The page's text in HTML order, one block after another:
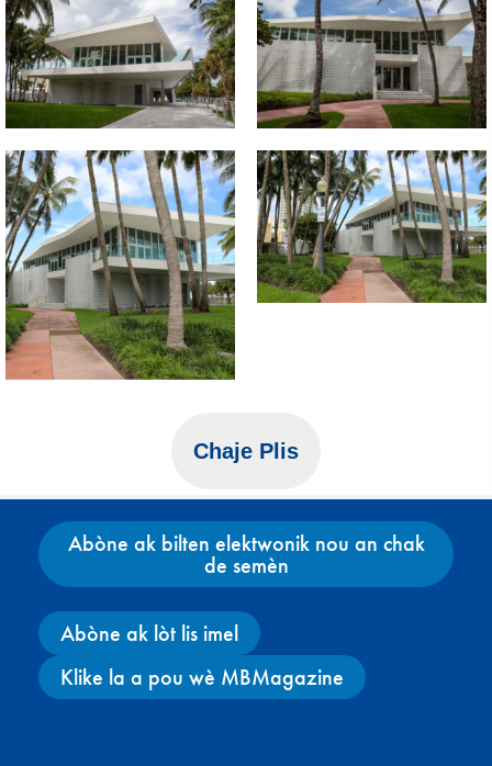
Chaje Plis
Abòne ak bilten elektwonik nou an chak
de semèn
Abòne ak lòt lis imel
Klike la a pou wè MBMagazine